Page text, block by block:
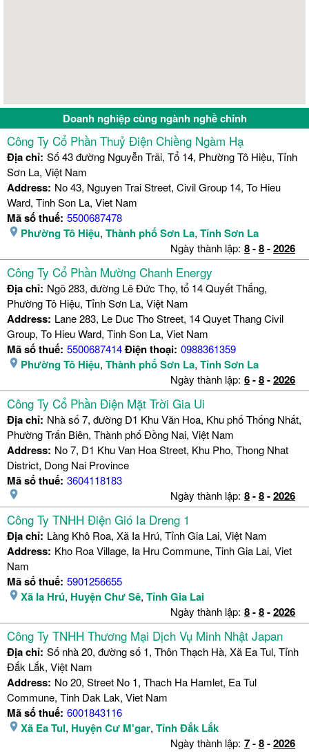
Doanh nghiệp cùng ngành nghề chính
Công Ty Cổ Phần Thuỷ Điện Chiềng Ngàm Hạ
Địa chỉ: Số 43 đường Nguyễn Trãi, Tổ 14, Phường Tô Hiệu, Tỉnh
Sơn La, Việt Nam
Address: No 43, Nguyen Trai Street, Civil Group 14, To Hieu
Ward, Tinh Son La, Viet Nam
Mã số thuế: 5500687478
Phường Tô Hiệu, Thành phố Sơn La, Tỉnh Sơn La
Ngày thành lập: 8-8-2026
Công Ty Cổ Phần Mường Chanh Energy
Địa chỉ: Ngõ 283, đường Lê Đức Thọ, tổ 14 Quyết Thắng,
Phường Tô Hiệu, Tỉnh Sơn La, Việt Nam
Address: Lane 283, Le Duc Tho Street, 14 Quyet Thang Civil
Group, To Hieu Ward, Tinh Son La, Viet Nam
Mã số thuế: 5500687414Điện thoại: 0988361359
Phường Tô Hiệu, Thành phố Sơn La, Tỉnh Sơn La
Ngày thành lập: 6-8-2026
Công Ty Cổ Phần Điện Mặt Trời Gia Ui
Địa chỉ: Nhà số 7, đường D1 Khu Văn Hoa, Khu phố Thống Nhất,
Phường Trấn Biên, Thành phố Đồng Nai, Việt Nam
Address: No 7, D1 Khu Van Hoa Street, Khu Pho, Thong Nhat
District, Dong Nai Province
Mã số thuế: 3604118183
Ngày thành lập: 8-8-2026
Công Ty TNHH Điện Gió Ia Dreng 1
Địa chỉ: Làng Khô Roa, Xã Ia Hrú, Tỉnh Gia Lai, Việt Nam
Address: Kho Roa Village, Ia Hru Commune, Tinh Gia Lai, Viet
Nam
Mã số thuế: 5901256655
Xã Ia Hrú, Huyện Chư Sê, Tỉnh Gia Lai
Ngày thành lập: 8-8-2026
Công Ty TNHH Thương Mại Dịch Vụ Minh Nhật Japan
Địa chỉ: Số nhà 20, đường số 1, Thôn Thạch Hà, Xã Ea Tul, Tỉnh
Đắk Lắk, Việt Nam
Address: No 20, Street No 1, Thach Ha Hamlet, Ea Tul
Commune, Tinh Dak Lak, Viet Nam
Mã số thuế: 6001843116
Xã Ea Tul, Huyện Cư M'gar, Tỉnh Đắk Lắk
Ngày thành lập: 7-8-2026